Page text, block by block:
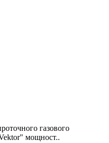
газового
мощност..